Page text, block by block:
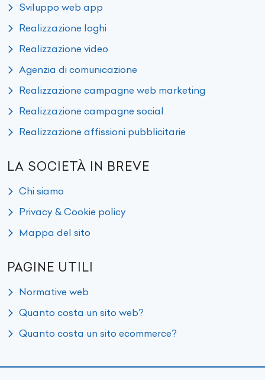
Sviluppo web app
Realizzazione loghi
Realizzazione video
Agenzia di comunicazione
Realizzazione campagne web marketing
Realizzazione campagne social
Realizzazione affissioni pubblicitarie
LA SOCIETÀ IN BREVE
Chi siamo
Privacy & Cookie policy
Mappa del sito
PAGINE UTILI
Normative web
Quanto costa un sito web?
Quanto costa un sito ecommerce?